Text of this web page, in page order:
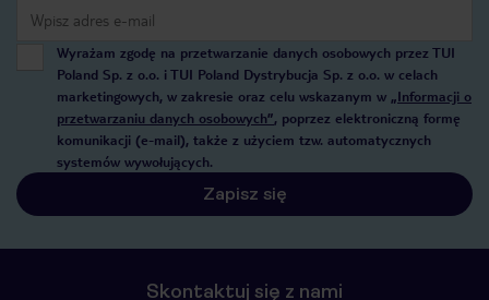
Wyrażam zgodę na przetwarzanie danych osobowych przez TUI
Poland Sp. z o.o. i TUI Poland Dystrybucja Sp. z o.o. w celach
marketingowych, w zakresie oraz celu wskazanym w „Informacji o
przetwarzaniu danych osobowych”, poprzez elektroniczną formę
komunikacji (e-mail), także z użyciem tzw. automatycznych
systemów wywołujących.
Zapisz się
Skontaktuj się z nami